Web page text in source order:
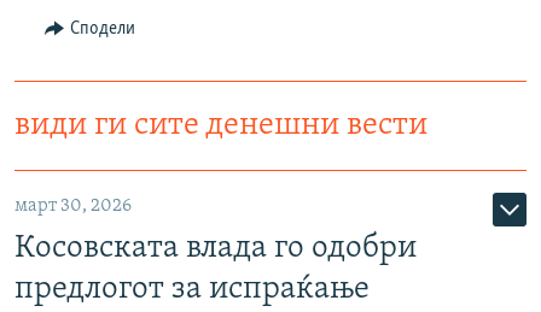
Сподели
види ги сите денешни вести
март 30, 2026
Косовската влада го одобри
предлогот за испраќање